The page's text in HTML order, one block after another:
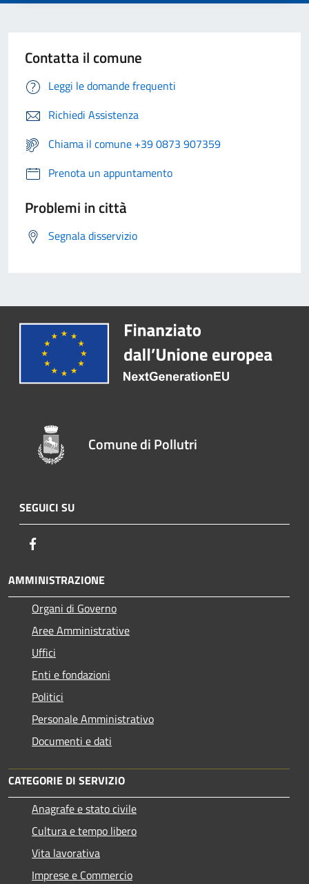
Contatta il comune
Leggi le domande frequenti
Richiedi Assistenza
Chiama il comune +39 0873 907359
Prenota un appuntamento
Problemi in città
Segnala disservizio
Comune di Pollutri
SEGUICI SU
AMMINISTRAZIONE
Organi di Governo
Aree Amministrative
Uffici
Enti e fondazioni
Politici
Personale Amministrativo
Documenti e dati
CATEGORIE DI SERVIZIO
Anagrafe e stato civile
Cultura e tempo libero
Vita lavorativa
Imprese e Commercio